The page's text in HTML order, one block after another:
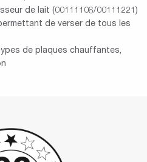
de lait (00111106/00111221)
de verser de tous les
de plaques chauffantes,